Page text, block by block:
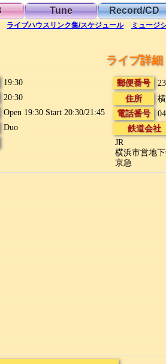
Tune Record/CD
ライブハウス リンク集/スケジュール ミュージ
ライブ詳細
19:30
20:30
Open 19:30 Start 20:30/21:45
Duo
郵便番号
住所
電話番号
鉄道会社
JR
横浜市営地
京急